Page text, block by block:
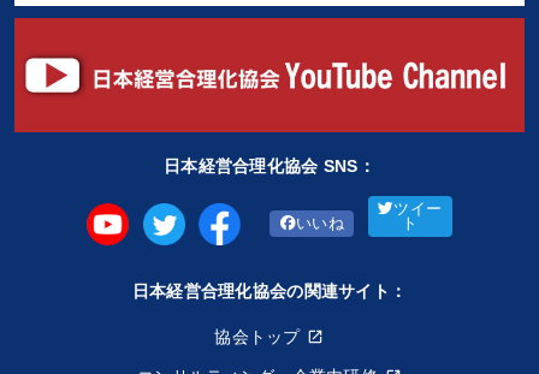
日本経営合理化協会 SNS：
いいね
ツイー
ト
日本経営合理化協会の関連サイト：
協会トップ